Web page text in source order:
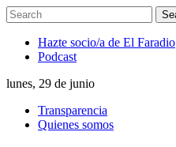
Hazte socio/a de El Faradio
Podcast
lunes, 29 de junio
Transparencia
Quienes somos